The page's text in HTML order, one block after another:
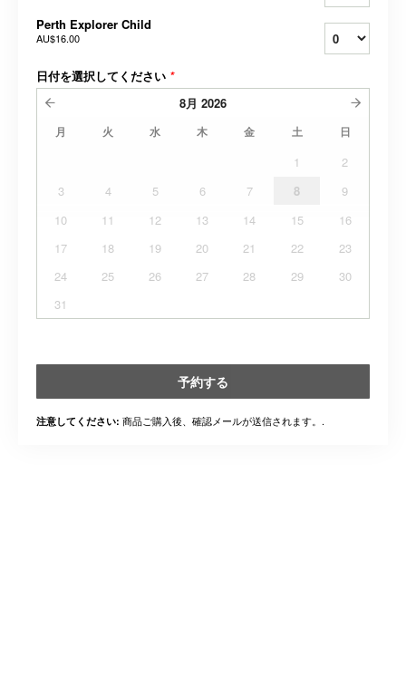
Perth Explorer Child
AU$16.00
日付を選択してください *
8月 2026
月 火 水 木 金 土 日
1
2
3
4 5 6 7 8
9
10
11 12 13 14 15
16
17
18 19 20 21 22
23
24
25 26 27 28 29
30
31
予約する
注意してください: 商品ご購入後、確認メールが送信されます。.